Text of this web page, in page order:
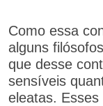
Como essa
alguns
que desse
sensíveis
eleatas.